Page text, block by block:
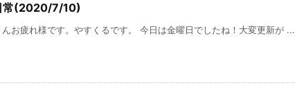
常(2020/7/10)
お疲れ様です。やすくるです。 今日は金曜日でしたね！大変更新が ...